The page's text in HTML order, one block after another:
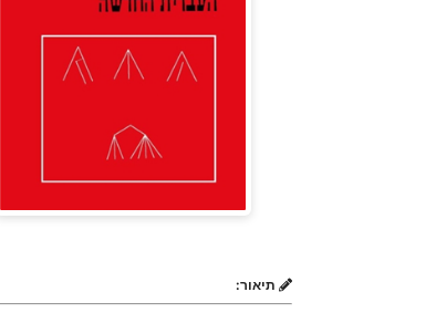
תיאור: